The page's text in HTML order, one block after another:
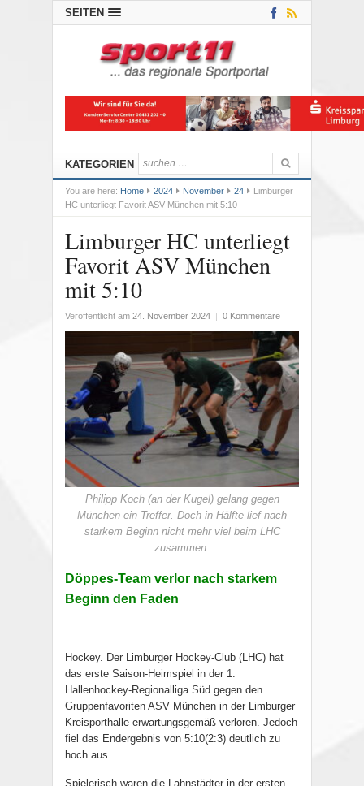
SEITEN
KATEGORIEN
You are here: Home 2024 November 24
Limburger
HC unterliegt Favorit ASV München mit 5:10
Limburger HC unterliegt
Favorit ASV München
mit 5:10
Veröffentlicht am 24. November 2024 0 Kommentare
Philipp Koch (an der Kugel) gelang gegen
München ein Treffer. Doch in Hälfte lief nach
starkem Beginn nicht mehr viel beim LHC
zusammen.
Döppes-Team verlor nach starkem
Beginn den Faden
Hockey. Der Limburger Hockey-Club (LHC) hat
das erste Saison-Heimspiel in der 1.
Hallenhockey-Regionalliga Süd gegen den
Gruppenfavoriten ASV München in der Limburger
Kreisporthalle erwartungsgemäß verloren. Jedoch
fiel das Endergebnis von 5:10(2:3) deutlich zu
hoch aus.
Spielerisch waren die Lahnstädter in der ersten